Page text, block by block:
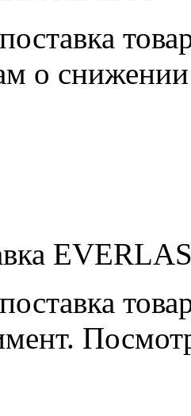
о